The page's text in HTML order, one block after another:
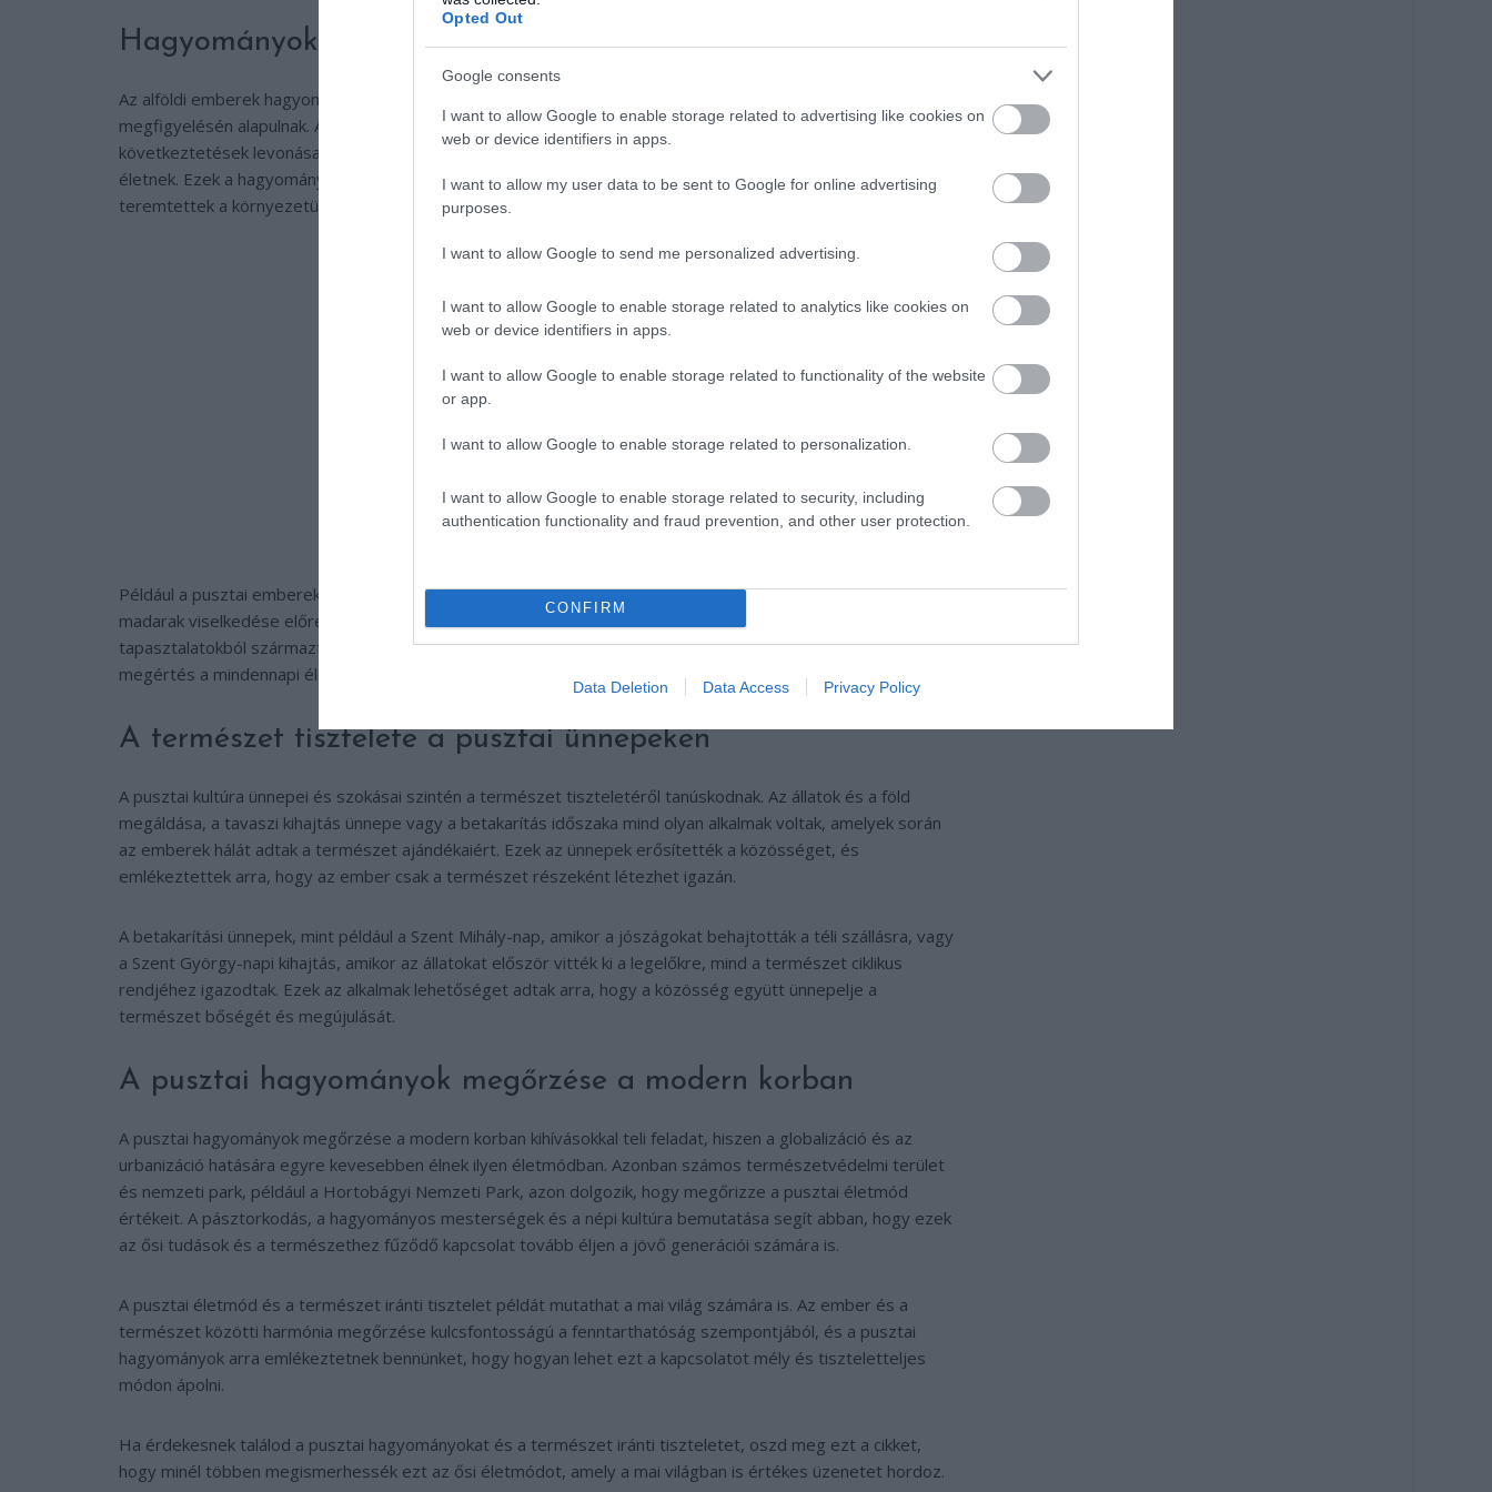
Opted Out
Google consents
I want to allow Google to enable storage related to advertising like cookies on
web or device identifiers in apps.
I want to allow my user data to be sent to Google for online advertising
purposes.
I want to allow Google to send me personalized advertising.
I want to allow Google to enable storage related to analytics like cookies on
web or device identifiers in apps.
I want to allow Google to enable storage related to functionality of the website
or app.
I want to allow Google to enable storage related to personalization.
I want to allow Google to enable storage related to security, including
authentication functionality and fraud prevention, and other user protection.
CONFIRM
Data Deletion Data Access Privacy Policy
Hagyományok és népi bölcsességek
Az alföldi emberek hagyományai számos olyan népi bölcsességet tartalmaznak, amelyek a természet
megfigyelésén alapulnak. Az időjárási jelenségek előrejelzése, az állatok viselkedéséből való
következtetések levonása, vagy akár a növények és gyógynövények ismerete mind részei voltak a pusztai
életnek. Ezek a hagyományok nemcsak a túlélést biztosították, hanem mélyebb spirituális kapcsolatot is
teremtettek a környezetükkel.
Például a pusztai emberek tudták, hogy bizonyos növények megjelenése az eső közeledtét jelzi, vagy hogy a
madarak viselkedése előrevetíti a téli időjárást. Az ilyen bölcsességek az évszázadok során összegyűjtött
tapasztalatokból származtak, és a közösség kollektív tudását tükrözik. A természet iránti tisztelet és
megértés a mindennapi élet részét képezte, és segített az embereknek harmóniában élni a környezetükkel.
A természet tisztelete a pusztai ünnepeken
A pusztai kultúra ünnepei és szokásai szintén a természet tiszteletéről tanúskodnak. Az állatok és a föld
megáldása, a tavaszi kihajtás ünnepe vagy a betakarítás időszaka mind olyan alkalmak voltak, amelyek során
az emberek hálát adtak a természet ajándékaiért. Ezek az ünnepek erősítették a közösséget, és
emlékeztettek arra, hogy az ember csak a természet részeként létezhet igazán.
A betakarítási ünnepek, mint például a Szent Mihály-nap, amikor a jószágokat behajtották a téli szállásra, vagy
a Szent György-napi kihajtás, amikor az állatokat először vitték ki a legelőkre, mind a természet ciklikus
rendjéhez igazodtak. Ezek az alkalmak lehetőséget adtak arra, hogy a közösség együtt ünnepelje a
természet bőségét és megújulását.
A pusztai hagyományok megőrzése a modern korban
A pusztai hagyományok megőrzése a modern korban kihívásokkal teli feladat, hiszen a globalizáció és az
urbanizáció hatására egyre kevesebben élnek ilyen életmódban. Azonban számos természetvédelmi terület
és nemzeti park, például a Hortobágyi Nemzeti Park, azon dolgozik, hogy megőrizze a pusztai életmód
értékeit. A pásztorkodás, a hagyományos mesterségek és a népi kultúra bemutatása segít abban, hogy ezek
az ősi tudások és a természethez fűződő kapcsolat tovább éljen a jövő generációi számára is.
A pusztai életmód és a természet iránti tisztelet példát mutathat a mai világ számára is. Az ember és a
természet közötti harmónia megőrzése kulcsfontosságú a fenntarthatóság szempontjából, és a pusztai
hagyományok arra emlékeztetnek bennünket, hogy hogyan lehet ezt a kapcsolatot mély és tiszteletteljes
módon ápolni.
Ha érdekesnek találod a pusztai hagyományokat és a természet iránti tiszteletet, oszd meg ezt a cikket,
hogy minél többen megismerhessék ezt az ősi életmódot, amely a mai világban is értékes üzenetet hordoz.